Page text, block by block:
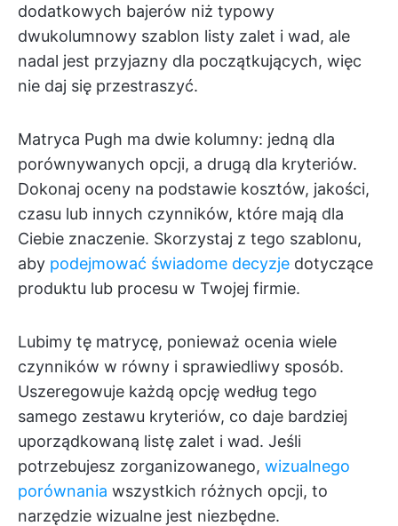
dodatkowych bajerów niż typowy
dwukolumnowy szablon listy zalet i wad, ale
nadal jest przyjazny dla początkujących, więc
nie daj się przestraszyć.
Matryca Pugh ma dwie kolumny: jedną dla
porównywanych opcji, a drugą dla kryteriów.
Dokonaj oceny na podstawie kosztów, jakości,
czasu lub innych czynników, które mają dla
Ciebie znaczenie. Skorzystaj z tego szablonu,
aby podejmować świadome decyzje dotyczące
produktu lub procesu w Twojej firmie.
Lubimy tę matrycę, ponieważ ocenia wiele
czynników w równy i sprawiedliwy sposób.
Uszeregowuje każdą opcję według tego
samego zestawu kryteriów, co daje bardziej
uporządkowaną listę zalet i wad. Jeśli
potrzebujesz zorganizowanego, wizualnego
porównania wszystkich różnych opcji, to
narzędzie wizualne jest niezbędne.